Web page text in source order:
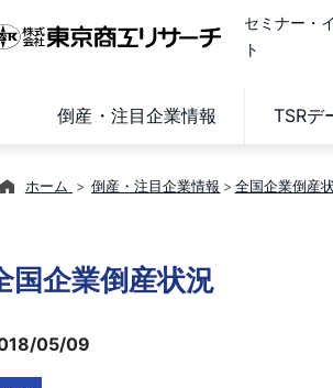
セミナー・
ト
倒産・注目企業情報 TSRデ
ホーム 倒産・注目企業情報 全国企業倒産
国企業倒産状況
05/09